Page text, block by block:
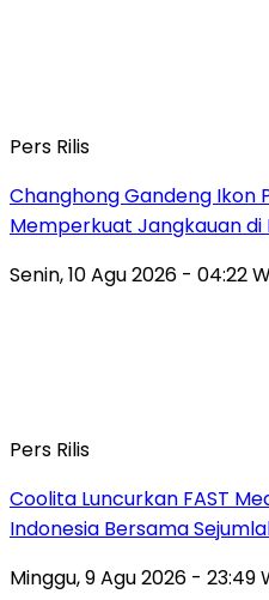
Pers Rilis
Changhong Gandeng Ikon
Memperkuat Jangkauan di
Senin, 10 Agu 2026 - 04:22
Pers Rilis
Coolita Luncurkan FAST
Indonesia Bersama
Minggu, 9 Agu 2026 - 23:49